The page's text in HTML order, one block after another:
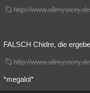
http://
FALSCH Chidre, die
http://
*megalol*